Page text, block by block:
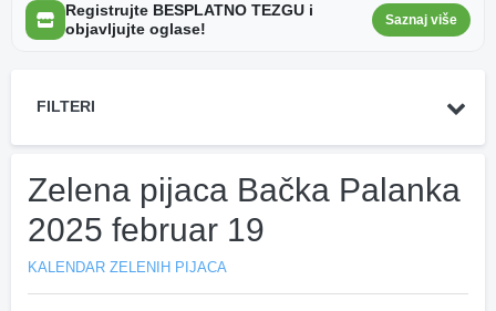
Registrujte BESPLATNO TEZGU i
objavljujte oglase!
Saznaj više
FILTERI
Zelena pijaca Bačka Palanka
2025 februar 19
KALENDAR ZELENIH PIJACA